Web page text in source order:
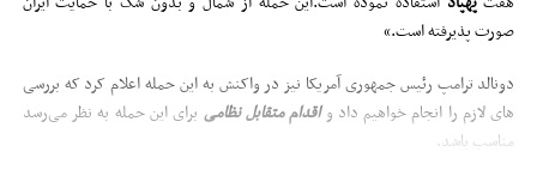
صورت پذیرفته است.»
دونالد ترامپ رئیس جمهوری آمریکا نیز در واکنش به این حمله اعلام کرد که بررسی
های لازم را انجام خواهیم داد واقدام متقابل نظامی برای این حمله به نظر می‌رسد
مناسب باشد.